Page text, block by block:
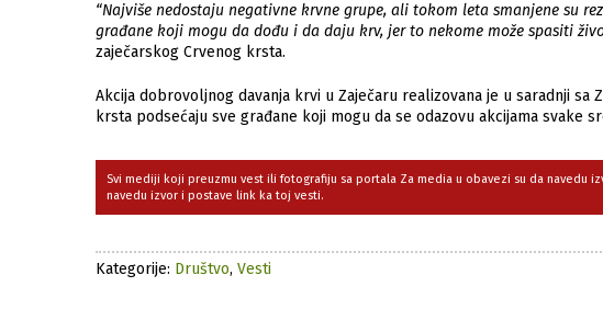
“Najviše nedostaju negativne krvne grupe, ali tokom leta smanjene su
građane koji mogu da dođu i da daju krv, jer to nekome može spasiti
zaječarskog Crvenog krsta.
Akcija dobrovoljnog davanja krvi u Zaječaru realizovana je u saradnji sa
krsta podsećaju sve građane koji mogu da se odazovu akcijama svake
Svi mediji koji preuzmu vest ili fotografiju sa portala Za media u obavezi su da navedu
navedu izvor i postave link ka toj vesti.
Kategorije: Društvo, Vesti